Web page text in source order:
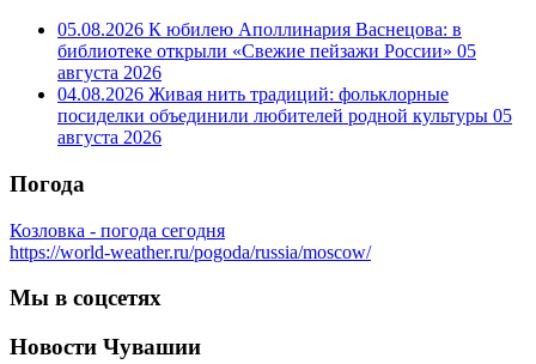
05.08.2026 К юбилею Аполлинария Васнецова: в
библиотеке открыли «Свежие пейзажи России» 05
августа 2026
04.08.2026 Живая нить традиций: фольклорные
посиделки объединили любителей родной культуры 05
августа 2026
Погода
Козловка - погода сегодня
https://world-weather.ru/pogoda/russia/moscow/
Мы в соцсетях
Новости Чувашии